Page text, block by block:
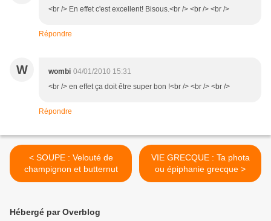
<br /> En effet c'est excellent! Bisous.<br /> <br /> <br />
Répondre
W wombi 04/01/2010 15:31
<br /> en effet ça doit être super bon !<br /> <br /> <br />
Répondre
< SOUPE : Velouté de
champignon et butternut
VIE GRECQUE : Ta phota
ou épiphanie grecque >
Hébergé par Overblog